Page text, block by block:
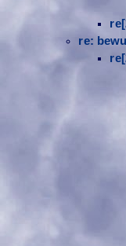
re: